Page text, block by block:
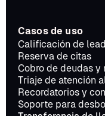
Casos de uso
Calificación de
Reserva de citas
Cobro de deudas y
Triaje de atención
Recordatorios y
Soporte para